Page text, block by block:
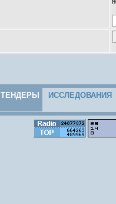
ТЕНДЕРЫ ИССЛЕДОВАНИЯ